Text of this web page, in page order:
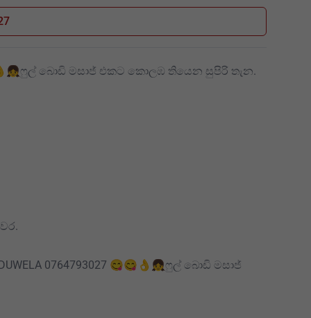
😋😋👌👧ෆුල් බොඩි මසාජ් එකට කොලඹ තියෙන සුපිරි තැන.
0764793027 😋😋👌👧ෆුල් බොඩි මසාජ්